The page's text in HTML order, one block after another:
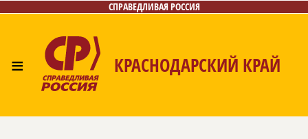
СПРАВЕДЛИВАЯ РОССИЯ
≡ КРАСНОДАРСКИЙ КРАЙ